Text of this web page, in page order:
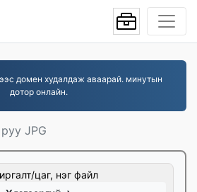
домен худалдаж аваарай. минутын
дотор онлайн.
JPG
цаг, нэг файл